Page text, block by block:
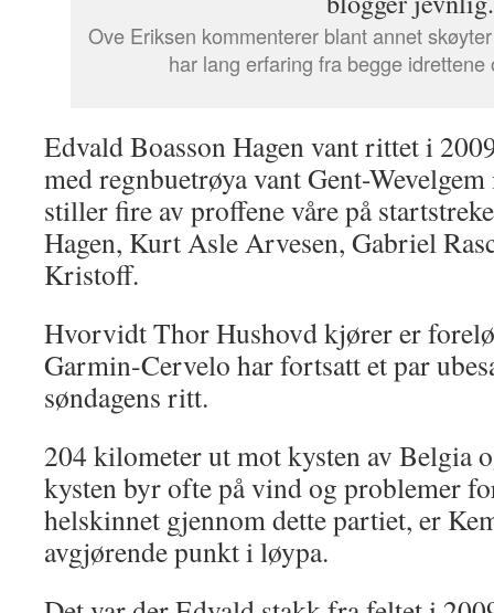
Ove Eriksen kommenterer blant annet
har lang erfaring fra begge
Edvald Boasson Hagen vant rittet i
med regnbuetrøya vant Gent-
stiller fire av proffene våre på
Hagen, Kurt Asle Arvesen, Gabriel
Kristoff.
Hvorvidt Thor Hushovd kjører er
Garmin-Cervelo har fortsatt et par
søndagens ritt.
204 kilometer ut mot kysten av Belgia
kysten byr ofte på vind og problemer
helskinnet gjennom dette partiet, er
avgjørende punkt i løypa.